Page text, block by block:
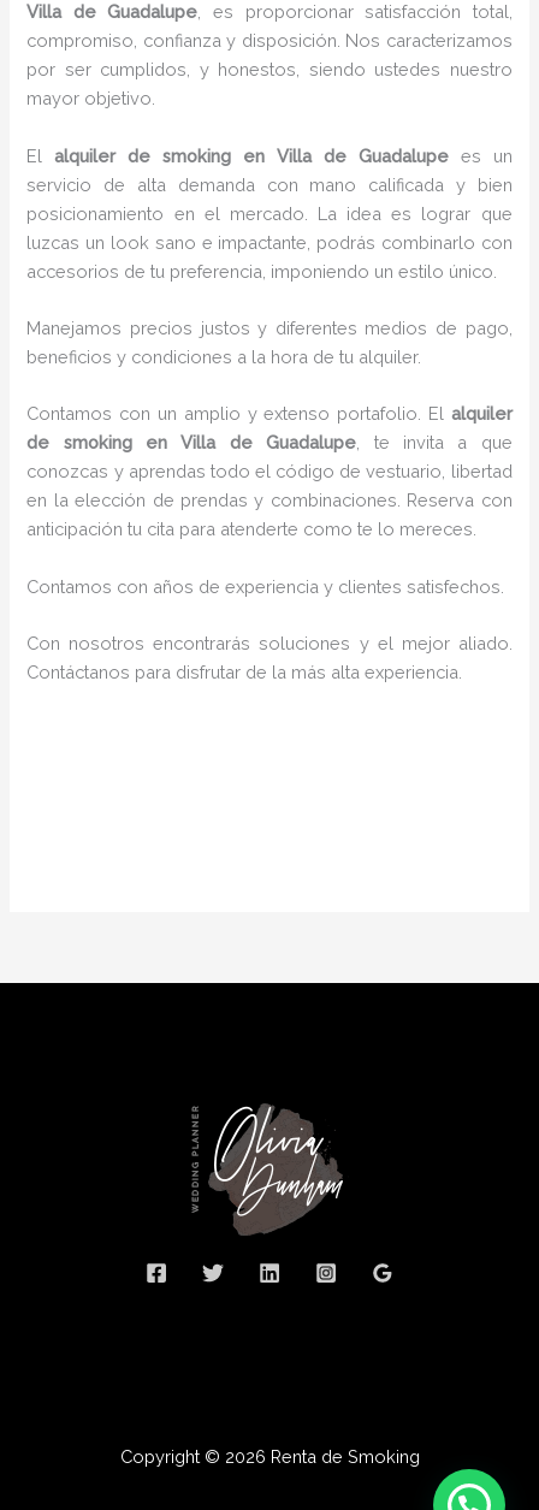
Villa de Guadalupe, es proporcionar satisfacción total,
compromiso, confianza y disposición. Nos caracterizamos
por ser cumplidos, y honestos, siendo ustedes nuestro
mayor objetivo.
Elalquiler de smoking en Villa de Guadalupe es un
servicio de alta demanda con mano calificada y bien
posicionamiento en el mercado. La idea es lograr que
luzcas un look sano e impactante, podrás combinarlo con
accesorios de tu preferencia, imponiendo un estilo único.
Manejamos precios justos y diferentes medios de pago,
beneficios y condiciones a la hora de tu alquiler.
Contamos con un amplio y extenso portafolio. El alquiler
de smoking en Villa de Guadalupe, te invita a que
conozcas y aprendas todo el código de vestuario, libertad
en la elección de prendas y combinaciones. Reserva con
anticipación tu cita para atenderte como te lo mereces.
Contamos con años de experiencia y clientes satisfechos.
Con nosotros encontrarás soluciones y el mejor aliado.
Contáctanos para disfrutar de la más alta experiencia.
Copyright © 2026 Renta de Smoking